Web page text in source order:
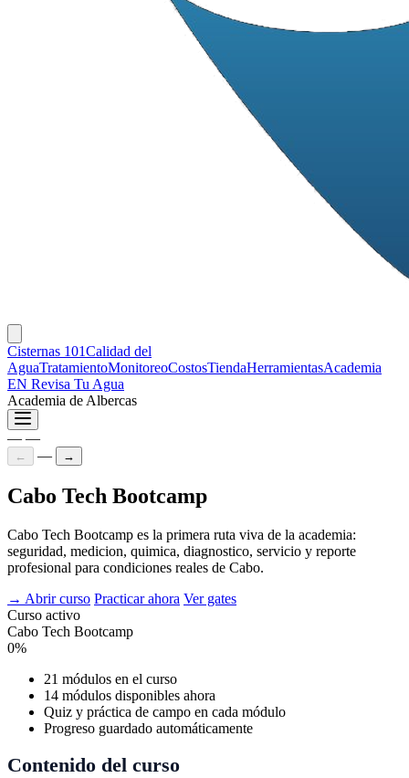
Cisternas 101Calidad del
AguaTratamientoMonitoreoCostosTiendaHerramientasAcademia
EN Revisa Tu Agua
Academia de Albercas
— —
← — →
Cabo Tech Bootcamp
Cabo Tech Bootcamp es la primera ruta viva de la academia:
seguridad, medicion, quimica, diagnostico, servicio y reporte
profesional para condiciones reales de Cabo.
→ Abrir curso Practicar ahora Ver gates
Curso activo
Cabo Tech Bootcamp
0%
21 módulos en el curso
14 módulos disponibles ahora
Quiz y práctica de campo en cada módulo
Progreso guardado automáticamente
Contenido del curso